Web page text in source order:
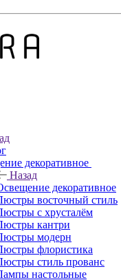
декоративное
Назад
декоративное
восточный стиль
с хрусталём
кантри
модерн
флористика
стиль прованс
настольные